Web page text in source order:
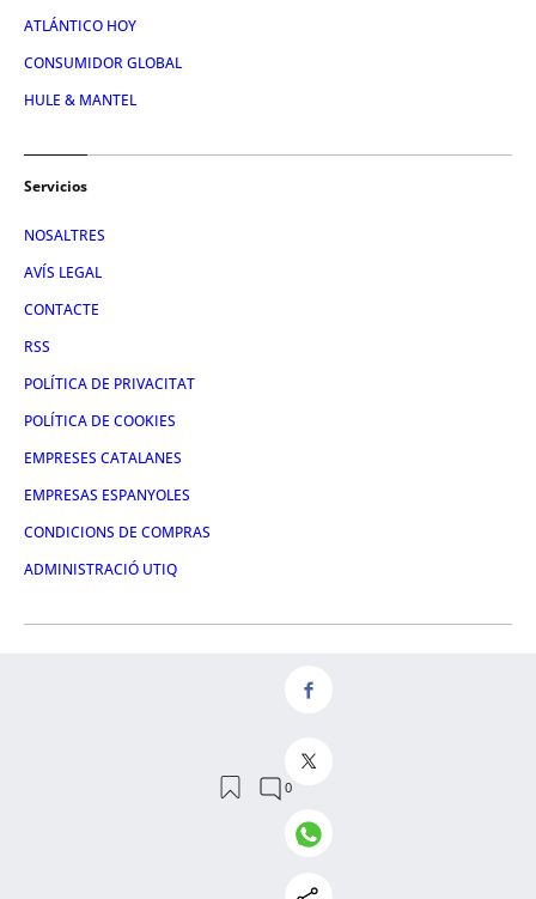
ATLÁNTICO HOY
CONSUMIDOR GLOBAL
HULE & MANTEL
Servicios
NOSALTRES
AVÍS LEGAL
CONTACTE
RSS
POLÍTICA DE PRIVACITAT
POLÍTICA DE COOKIES
EMPRESES CATALANES
EMPRESAS ESPANYOLES
CONDICIONS DE COMPRAS
ADMINISTRACIÓ UTIQ